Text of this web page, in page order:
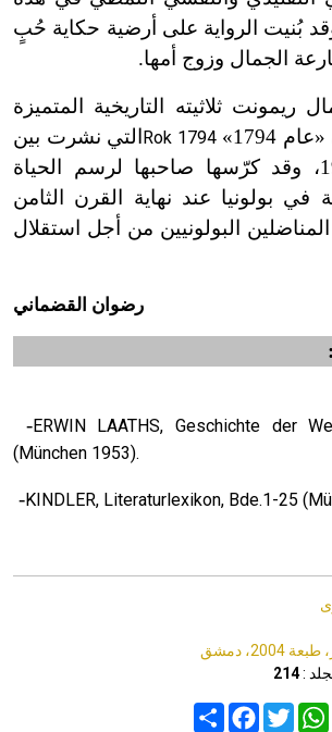
بُنيت الرواية على أرضية حكاية حُبٍ
الجمال وزوج أمها.
ريمونت ثلاثيته التاريخية المتميزة
1794»
Rok 1794 التي نشرت بين
عامي 1913و1918، وقد كرّسها صاحبها لرسم الحياة
في بولونيا عند نهاية القرن الثامن
البولونيين من أجل استقلال
رضوان القضماني
-ERWIN LAATHS, Geschichte der
(München 1953).
-KINDLER, Literaturlexikon, Bde.1-25
دمشق
:
214
Share
FacebookTwitter
WhatsApp